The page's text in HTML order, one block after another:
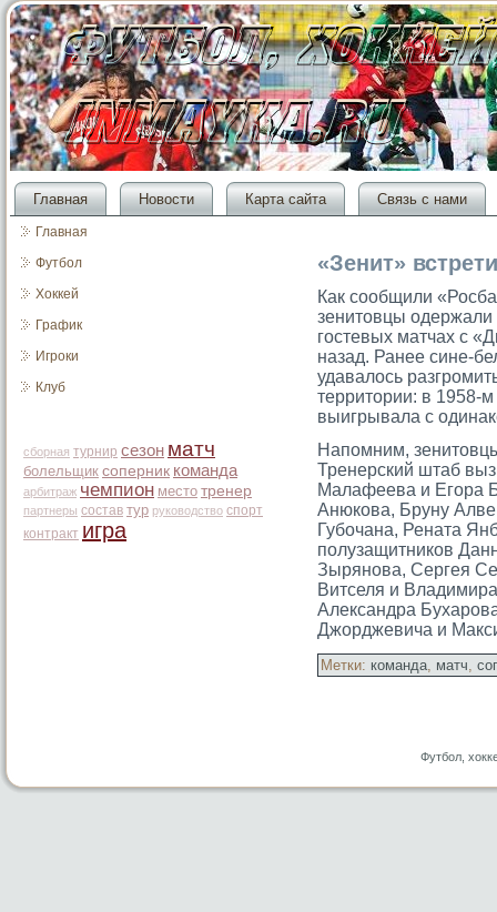
Главная Новости Карта сайта Связь с нами
Главная
Футбол
Хоккей
График
Игроки
Клуб
сборная турнир сезон матч
болельщик соперник команда
арбитраж чемпион место тренер
партнеры состав тур руководство спорт
контракт игра
«Зенит»
Как сообщили
зенитовцы
гостевых матчах с
назад. Ранее сине-
удавалось
территории: в 1958-
выигрывала с
Напомним,
Тренерский штаб
Малафеева и Егοра
Анюкова, Бруну
Губочана, Рената
полузащитников
Зырянова, Сергея
Витселя и
Александра
Джорджевича и
Метки: команда, матч,
Футбол,